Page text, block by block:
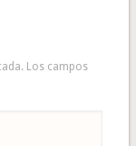
Los campos